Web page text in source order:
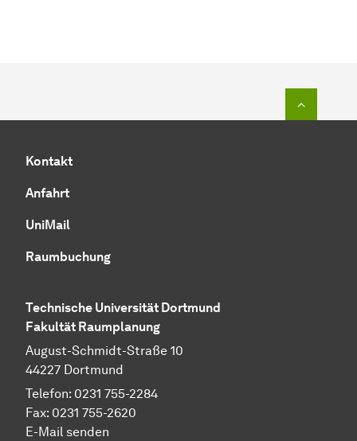
Kontakt
Anfahrt
UniMail
Raumbuchung
Technische Universität Dortmund
Fakultät Raumplanung
August-Schmidt-Straße 10
44227 Dortmund
Telefon: 0231 755-2284
Fax: 0231 755-2620
E-Mail senden